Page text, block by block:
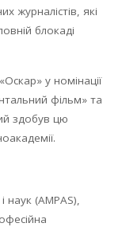
журналістів, які
блокаді
у номінації
фільм» та
здобув цю
наук (AMPAS),